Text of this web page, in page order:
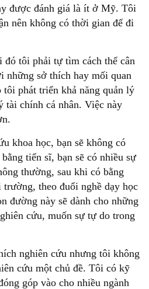
được đánh giá là ít ở Mỹ. Tôi
nên không có thời gian để đi
tôi phải tự tìm cách thể cân
những sở thích hay mối quan
phát triển khả năng quản lý
tài chính cá nhân. Việc này
khoa học, bạn sẽ không có
tiến sĩ, bạn sẽ có nhiều sự
thường, sau khi có bằng
theo đuổi nghề dạy học
đường này sẽ dành cho những
cứu, muốn sự tự do trong
nghiên cứu nhưng tôi không
cứu một chủ đề. Tôi có kỹ
góp vào cho nhiều ngành